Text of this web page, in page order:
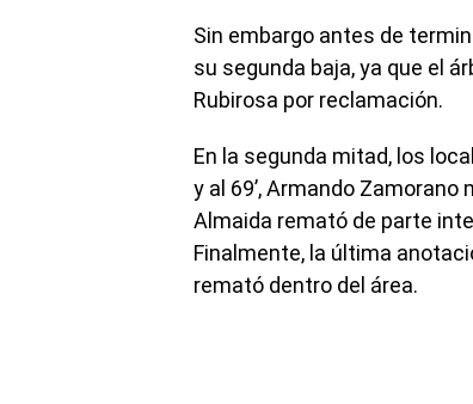
Sin embargo antes de
su segunda baja, ya que el
Rubirosa por reclamación.
En la segunda mitad, los
y al 69’, Armando
Almaida remató de parte
Finalmente, la última
remató dentro del área.